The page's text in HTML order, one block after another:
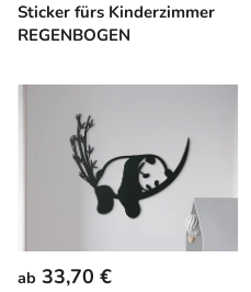
Sticker fürs Kinderzimmer
REGENBOGEN
ab 33,70 €